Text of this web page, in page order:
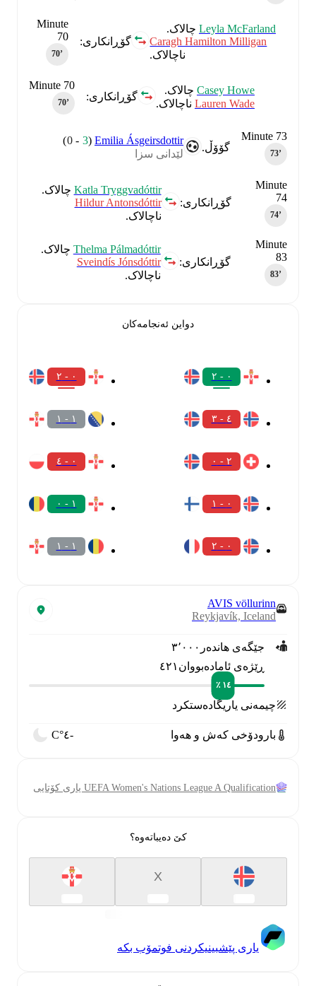
Minute
گۆڕانکاری:
Leyla McFarlandچالاک.
Caragh Hamilton Milligan
ناچالاک.
Minute 70
گۆڕانکاری:
Casey Howeچالاک.
Lauren Wadeناچالاک.
گۆۆڵ.
Emilia Ásgeirsdottir
(
3
-
0
)
لێدانی سزا
Minute 73
گۆڕانکاری:
Katla Tryggvadóttirچالاک.
Hildur Antonsdóttir
ناچالاک.
Minute
گۆڕانکاری:
Thelma Pálmadóttirچالاک.
Sveindís Jónsdóttir
ناچالاک.
Minute
دواین ئەنجامەکان
٠ - ٢
٤ - ٣
٢ - ٠
٠ - ١
٠ - ٢
٠ - ٢
١ - ١
٠ - ٤
١ - ٠
١ - ١
AVIS völlurinn
Reykjavík, Iceland
جێگەی هاندەر٣٬٠٠٠
ڕێژەی ئامادەبووان٤٢١
١٤ ٪
چیمەنی یاریگادەستکرد
بارودۆخی کەش و هەوا
UEFA Women's Nations League A Qualification یاری کۆتایی
کێ دەیباتەوە؟
یاری پێشبینیکردنی فوتمۆب بکە